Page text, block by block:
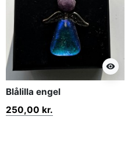
visibility
Blålilla engel
250,00 kr.